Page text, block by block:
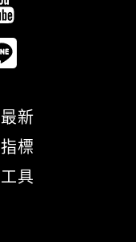
最新
指標
工具